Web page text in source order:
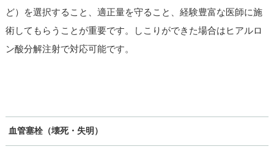
ど）を選択すること、適正量を守ること、経験豊富な医師に施
術してもらうことが重要です。しこりができた場合はヒアルロ
ン酸分解注射で対応可能です。
血管塞栓（壊死・失明）